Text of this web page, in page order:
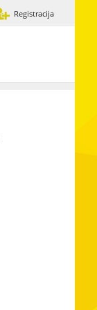
Registracija